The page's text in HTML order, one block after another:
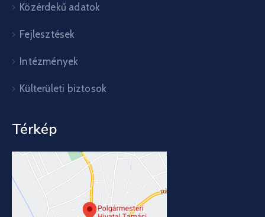
Közérdekű adatok
Fejlesztések
Intézmények
Külterületi biztosok
Térkép